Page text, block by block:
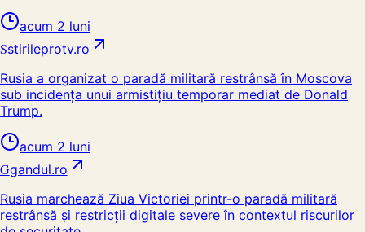
acum 2 luni
Sstirileprotv.ro
Rusia a organizat o paradă militară restrânsă în Moscova
sub incidența unui armistițiu temporar mediat de Donald
Trump.
acum 2 luni
Ggandul.ro
Rusia marchează Ziua Victoriei printr-o paradă militară
restrânsă și restricții digitale severe în contextul riscurilor